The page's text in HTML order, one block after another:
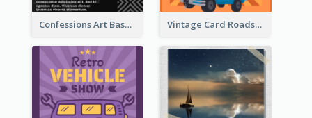
Confessions Art Basel Instagram Post Vintage Card Roadshow Instagram Post